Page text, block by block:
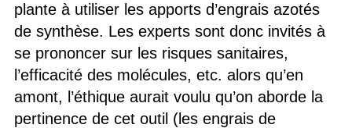
plante à utiliser les apports d’engrais azotés
de synthèse. Les experts sont donc invités à
se prononcer sur les risques sanitaires,
l’efficacité des molécules, etc. alors qu’en
amont, l’éthique aurait voulu qu’on aborde la
pertinence de cet outil (les engrais de